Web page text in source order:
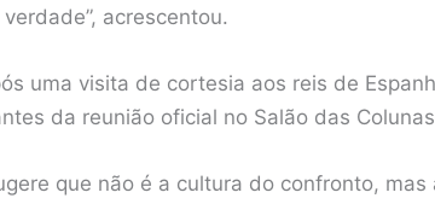
acrescentou.
uma visita de cortesia aos reis de
da reunião oficial no Salão das
que não é a cultura do confronto,